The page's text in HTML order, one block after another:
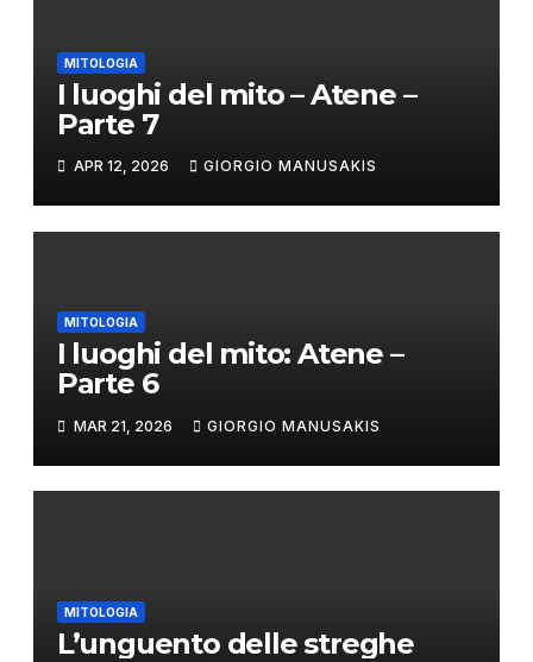
MITOLOGIA
I luoghi del mito – Atene –
Parte 7
APR 12, 2026 GIORGIO MANUSAKIS
MITOLOGIA
I luoghi del mito: Atene –
Parte 6
MAR 21, 2026 GIORGIO MANUSAKIS
MITOLOGIA
L’unguento delle streghe